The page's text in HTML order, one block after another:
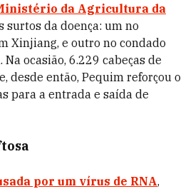
da Agricultura da
surtos da doença: um no
Xinjiang, e outro no condado
ocasião, 6.229 cabeças de
desde então, Pequim reforçou o
para a entrada e saída de
por um vírus de RNA,